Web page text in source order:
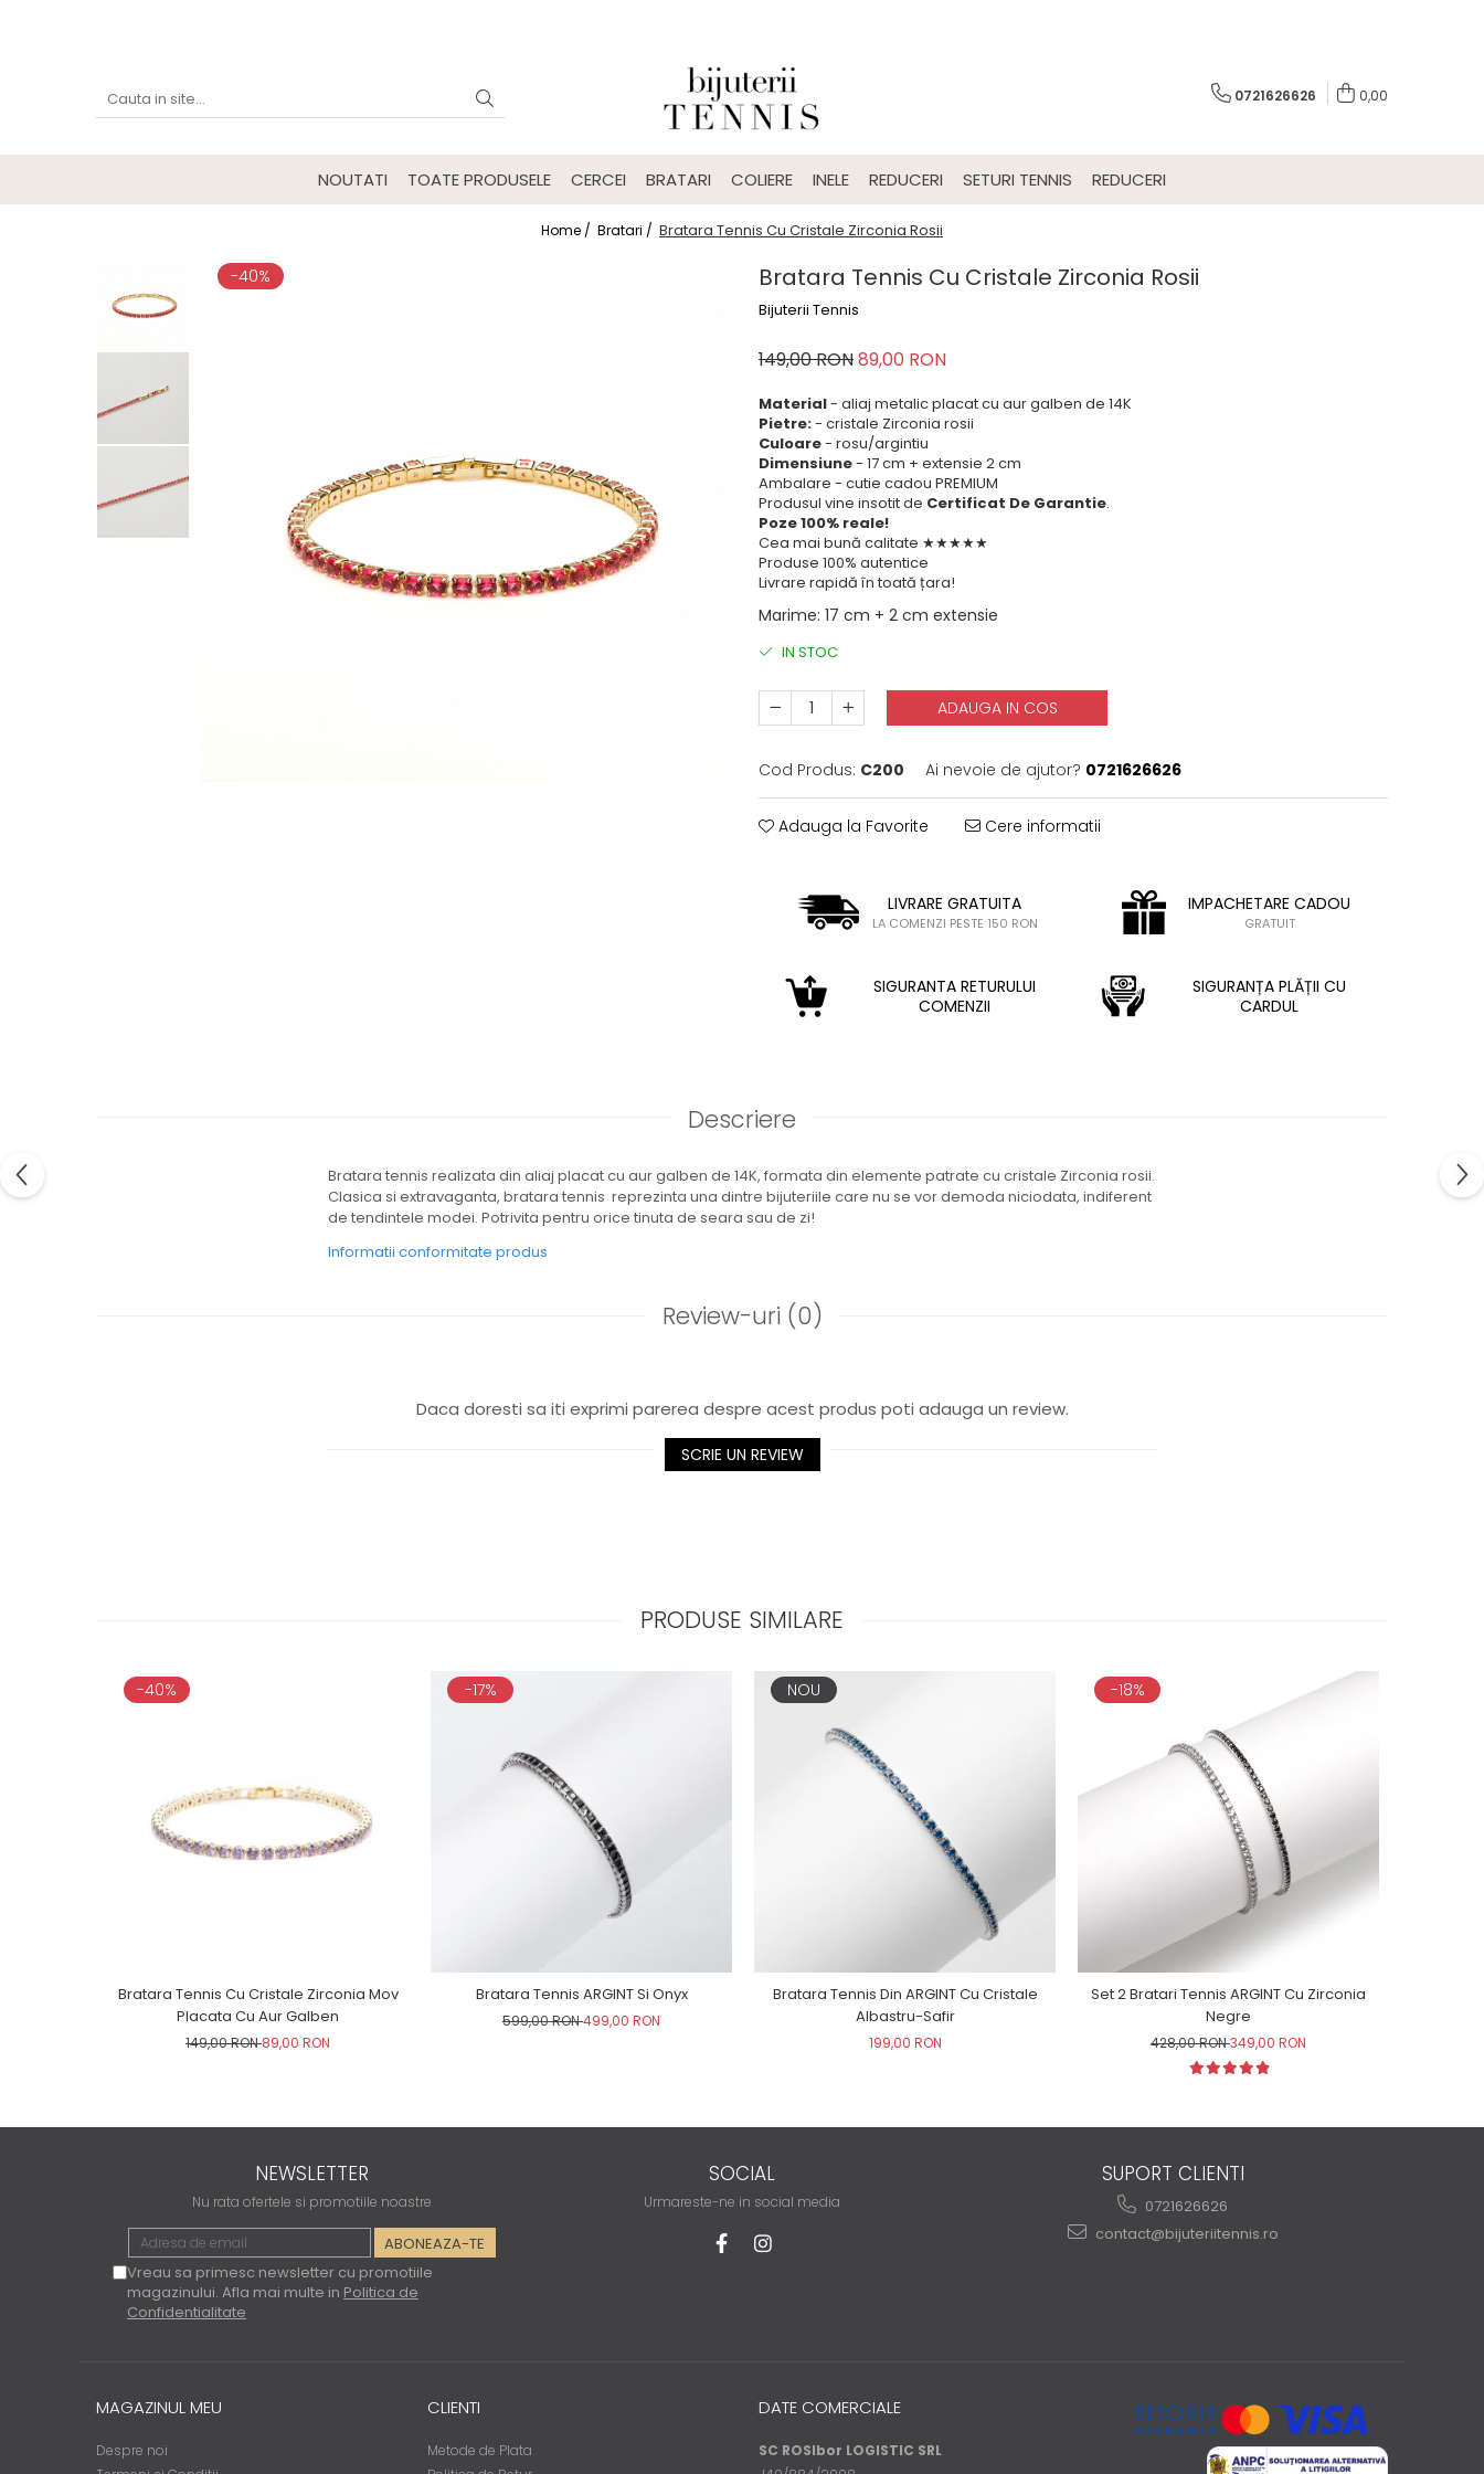
0721626626 0,00
NOUTATI TOATE PRODUSELE CERCEI BRATARI COLIERE INELE REDUCERI SETURI TENNIS REDUCERI
Home / Bratari / Bratara Tennis Cu Cristale Zirconia Rosii
Bratara Tennis Cu Cristale Zirconia Rosii
Bijuterii Tennis
-40%
149,00 RON89,00 RON
Material- aliaj metalic placat cu aur galben de 14K
Pietre:- cristale Zirconia rosii
Culoare- rosu/argintiu
Dimensiune- 17 cm + extensie 2 cm
Ambalare - cutie cadou PREMIUM
Produsul vine insotit de Certificat De Garantie.
Poze 100% reale!
Cea mai bună calitate ★★★★★
Produse 100% autentice
Livrare rapidă în toată țara!
Marime: 17 cm + 2 cm extensie
IN STOC
ADAUGA IN COS
Cod Produs: C200 Ai nevoie de ajutor? 0721626626
Adauga la Favorite Cere informatii
LIVRARE GRATUITA
LA COMENZI PESTE 150 RON
IMPACHETARE CADOU
GRATUIT
SIGURANTA RETURULUI
COMENZII
SIGURANȚA PLĂȚII CU
CARDUL
Descriere
Bratara tennis realizata din aliaj placat cu aur galben de 14K, formata din elemente patrate cu cristale Zirconia rosii.
Clasica si extravaganta, bratara tennis reprezinta una dintre bijuteriile care nu se vor demoda niciodata, indiferent
de tendintele modei. Potrivita pentru orice tinuta de seara sau de zi!
Informatii conformitate produs
Review-uri (0)
Daca doresti sa iti exprimi parerea despre acest produs poti adauga un review.
SCRIE UN REVIEW
PRODUSE SIMILARE
-40%
Bratara Tennis Cu Cristale Zirconia Mov
Placata Cu Aur Galben
149,00 RON89,00 RON
-17%
Bratara Tennis ARGINT Si Onyx
599,00 RON499,00 RON
NOU
Bratara Tennis Din ARGINT Cu Cristale
Albastru-Safir
199,00 RON
-18%
Set 2 Bratari Tennis ARGINT Cu Zirconia
Negre
428,00 RON349,00 RON
NEWSLETTER
Nu rata ofertele si promotiile noastre
Vreau sa primesc newsletter cu promotiile
magazinului. Afla mai multe in Politica de
Confidentialitate
SOCIAL
Urmareste-ne in social media
SUPORT CLIENTI
0721626626
contact@bijuteriitennis.ro
MAGAZINUL MEU
Despre noi
CLIENTI
Metode de Plata
DATE COMERCIALE
SC ROSIbor LOGISTIC SRL